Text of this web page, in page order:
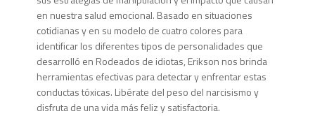
en nuestra salud emocional. Basado en situaciones
cotidianas y en su modelo de cuatro colores para
identificar los diferentes tipos de personalidades que
desarrolló en Rodeados de idiotas, Erikson nos brinda
herramientas efectivas para detectar y enfrentar estas
conductas tóxicas. Libérate del peso del narcisismo y
disfruta de una vida más feliz y satisfactoria.